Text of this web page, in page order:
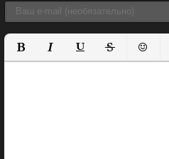
Полужирный
КурсивПодчеркнутый
Зачеркнутый